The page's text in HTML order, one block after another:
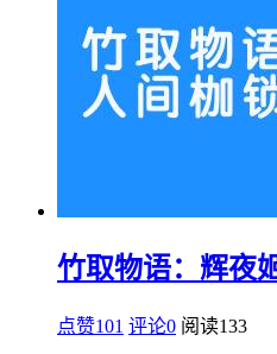
竹取物语：辉夜
点赞101 评论0 阅读133